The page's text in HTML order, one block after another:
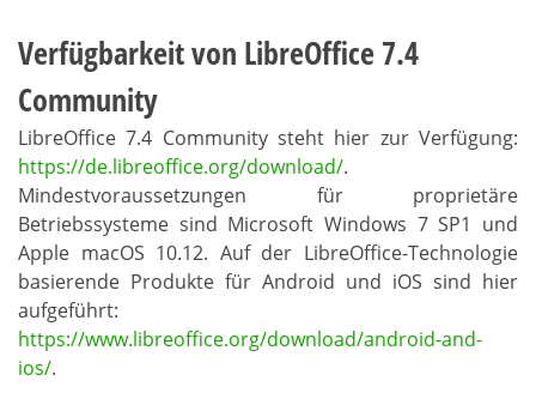
Verfügbarkeit von LibreOffice 7.4
Community
LibreOffice 7.4 Community steht hier zur Verfügung:
https://de.libreoffice.org/download/.
Mindestvoraussetzungen für proprietäre
Betriebssysteme sind Microsoft Windows 7 SP1 und
Apple macOS 10.12. Auf der LibreOffice-Technologie
basierende Produkte für Android und iOS sind hier
aufgeführt:
https://www.libreoffice.org/download/android-and-
ios/.